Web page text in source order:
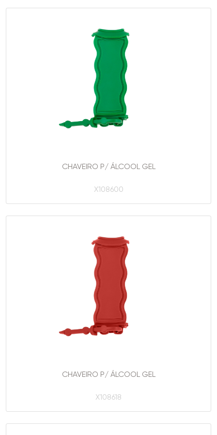
CHAVEIRO P/ ÁLCOOL GEL
X108600
CHAVEIRO P/ ÁLCOOL GEL
X108618